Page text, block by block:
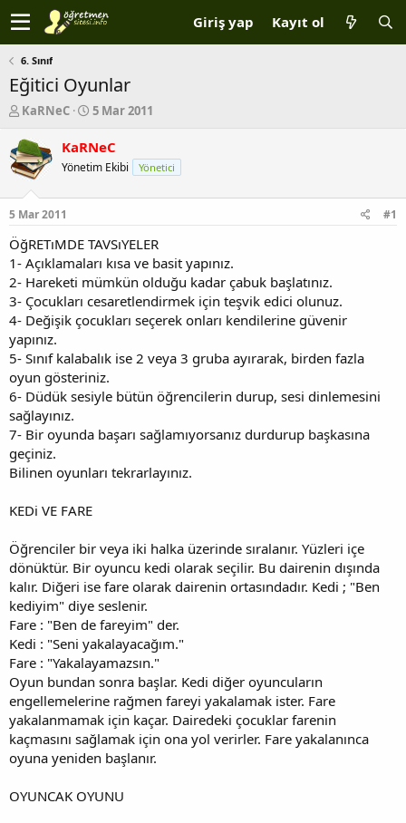
Giriş yap Kayıt ol
6. Sınıf
Eğitici Oyunlar
K
n
b
u
u
b
a
ş
a
t
a
n
KaRNeC
B
ş
a
ç
a
r
i
h
5 Mar 2011
KaRNeC
Yönetim Ekibi Yönetici
5 Mar 2011 #1
ÖğRETıMDE TAVSıYELER
1- Açıklamaları kısa ve basit yapınız.
2- Hareketi mümkün olduğu kadar çabuk başlatınız.
3- Çocukları cesaretlendirmek için teşvik edici olunuz.
4- Değişik çocukları seçerek onları kendilerine güvenir
yapınız.
5- Sınıf kalabalık ise 2 veya 3 gruba ayırarak, birden fazla
oyun gösteriniz.
6- Düdük sesiyle bütün öğrencilerin durup, sesi dinlemesini
sağlayınız.
7- Bir oyunda başarı sağlamıyorsanız durdurup başkasına
geçiniz.
Bilinen oyunları tekrarlayınız.
KEDi VE FARE
Öğrenciler bir veya iki halka üzerinde sıralanır. Yüzleri içe
dönüktür. Bir oyuncu kedi olarak seçilir. Bu dairenin dışında
kalır. Diğeri ise fare olarak dairenin ortasındadır. Kedi ; "Ben
kediyim" diye seslenir.
Fare : "Ben de fareyim" der.
Kedi : "Seni yakalayacağım."
Fare : "Yakalayamazsın."
Oyun bundan sonra başlar. Kedi diğer oyuncuların
engellemelerine rağmen fareyi yakalamak ister. Fare
yakalanmamak için kaçar. Dairedeki çocuklar farenin
kaçmasını sağlamak için ona yol verirler. Fare yakalanınca
oyuna yeniden başlanır.
OYUNCAK OYUNU